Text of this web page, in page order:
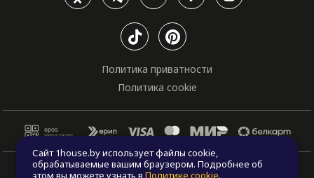
Политика приватности
Политика cookie
© Все права защищены. "One house", 2011 - 2026
Сайт 1house.by использует файлы cookie,
обрабатываемые вашим браузером. Подробнее об
этом вы можете узнать вПолитике cookie.